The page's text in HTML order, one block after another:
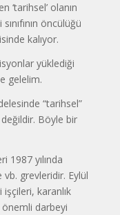
‘tarihsel’ olanın
öncülüğü
kalıyor.
yüklediği
gelelim.
“tarihsel”
Böyle bir
1987 yılında
vb. grevleridir. Eylül
karanlık
önemli darbeyi